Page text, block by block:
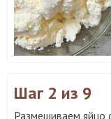
Шаг 2 из 9
Размешиваем яйцо